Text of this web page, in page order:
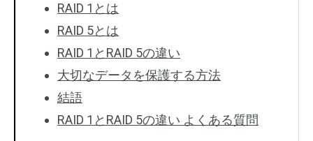
RAID 1とは
RAID 5とは
RAID 1とRAID 5の違い
大切なデータを保護する方法
結語
RAID 1とRAID 5の違い よくある質問